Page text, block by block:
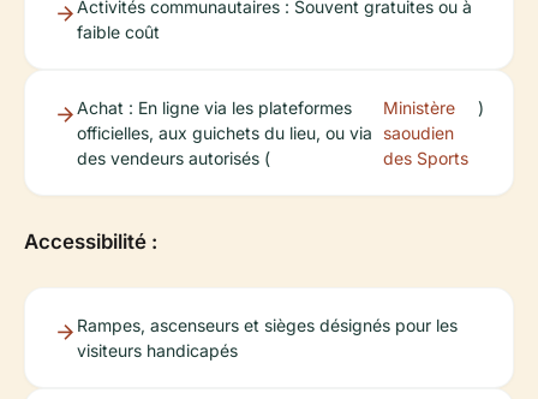
Activités communautaires : Souvent gratuites ou à
faible coût
Achat : En ligne via les plateformes
officielles, aux guichets du lieu, ou via
des vendeurs autorisés (
Ministère
saoudien
des Sports
)
Accessibilité :
Rampes, ascenseurs et sièges désignés pour les
visiteurs handicapés